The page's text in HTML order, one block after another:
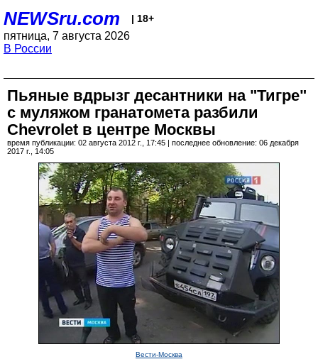
NEWSru.com | 18+
пятница, 7 августа 2026
В России
Пьяные вдрызг десантники на "Тигре"
с муляжом гранатомета разбили
Chevrolet в центре Москвы
время публикации: 02 августа 2012 г., 17:45 | последнее обновление: 06 декабря
2017 г., 14:05
Вести-Москва